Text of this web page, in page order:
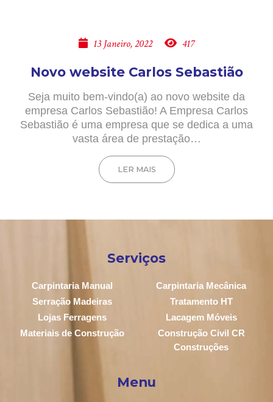
13 Janeiro, 2022 417
Novo website Carlos Sebastião
Seja muito bem-vindo(a) ao novo website da
empresa Carlos Sebastião! A Empresa Carlos
Sebastião é uma empresa que se dedica a uma
vasta área de prestação…
LER MAIS
Serviços
Carpintaria Manual
Carpintaria Mecânica
Serração Madeiras
Tratamento HT
Lojas Ferragens
Lacagem Móveis
Materiais de Construção
Construção Civil CR
Construções
Menu